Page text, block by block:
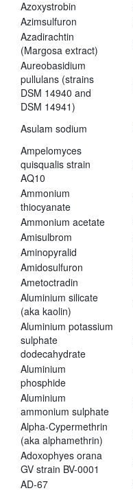
Azoxystrobin
Azimsulfuron
Azadirachtin
(Margosa extract)
Aureobasidium
pullulans (strains
DSM 14940 and
DSM 14941)
Asulam sodium
Ampelomyces
quisqualis strain
AQ10
Ammonium
thiocyanate
Ammonium acetate
Amisulbrom
Aminopyralid
Amidosulfuron
Ametoctradin
Aluminium silicate
(aka kaolin)
Aluminium potassium
sulphate
dodecahydrate
Aluminium
phosphide
Aluminium
ammonium sulphate
Alpha-Cypermethrin
(aka alphamethrin)
Adoxophyes orana
GV strain BV-0001
AD-67